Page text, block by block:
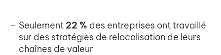
Seulement 22 % des entreprises ont travaillé
sur des stratégies de relocalisation de leurs
chaînes de valeur